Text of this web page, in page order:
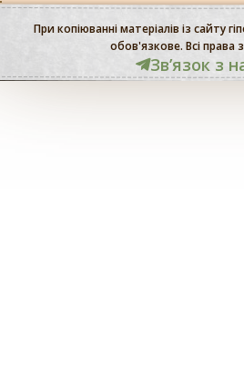
При копіюванні матеріалів із сайту
обов'язкове. Всі права
Звʼязок з